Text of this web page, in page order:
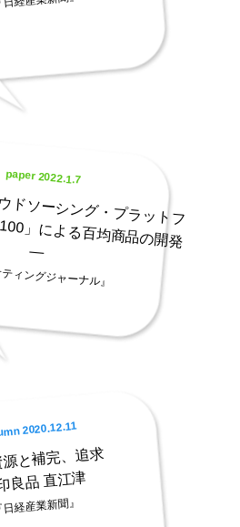
paper 2022.1.7
ラットフォーム ―「みん100」による百均商品の開発
―
ィングジャーナル』
2020.12.11
と補完、追求
良品 直江津
日経産業新聞』